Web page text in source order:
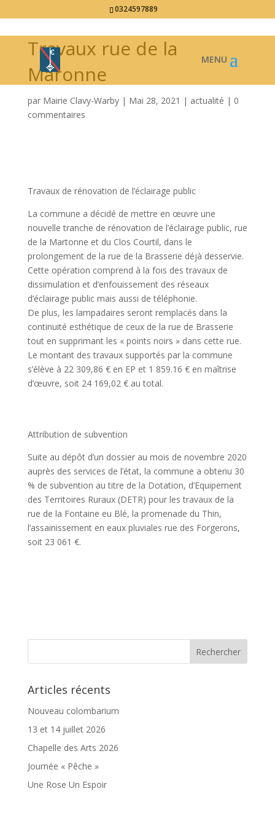
0324597889
Travaux rue de la
Maronne
par Mairie Clavy-Warby| Mai 28, 2021 | actualité | 0
commentaires
Travaux de rénovation de l’éclairage public
La commune a décidé de mettre en œuvre une
nouvelle tranche de rénovation de l’éclairage public, rue
de la Martonne et du Clos Courtil, dans le
prolongement de la rue de la Brasserie déjà desservie.
Cette opération comprend à la fois des travaux de
dissimulation et d’enfouissement des réseaux
d’éclairage public mais aussi de téléphonie.
De plus, les lampadaires seront remplacés dans la
continuité esthétique de ceux de la rue de Brasserie
tout en supprimant les « points noirs » dans cette rue.
Le montant des travaux supportés par la commune
s’élève à 22 309,86 € en EP et 1 859.16 € en maîtrise
d’œuvre, soit 24 169,02 € au total.
Attribution de subvention
Suite au dépôt d’un dossier au mois de novembre 2020
auprès des services de l’état, la commune a obtenu 30
% de subvention au titre de la Dotation, d’Equipement
des Territoires Ruraux (DETR) pour les travaux de la
rue de la Fontaine eu Blé, la promenade du Thin,
l’assainissement en eaux pluviales rue des Forgerons,
soit 23 061 €.
Articles récents
Nouveau colombarium
13 et 14 juillet 2026
Chapelle des Arts 2026
Journée « Pêche »
Une Rose Un Espoir